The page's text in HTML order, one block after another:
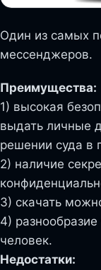
Один из самых
мессенджеров.
Преимущества:
1) высокая
выдать личные
решении суда в
2) наличие
3) скачать
4)
человек.
Недостатки: